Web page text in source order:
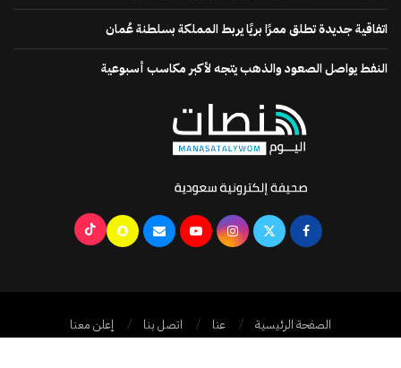
اتفاقية جديدة تطلق ممرًا بريًا يربط المملكة بسلطنة عُمان
النفط يواصل الصعود والذهب يتجه لأكبر مكاسب أسبوعية
الصفحة الرئيسية عنا اتصل بنا إعلن معنا